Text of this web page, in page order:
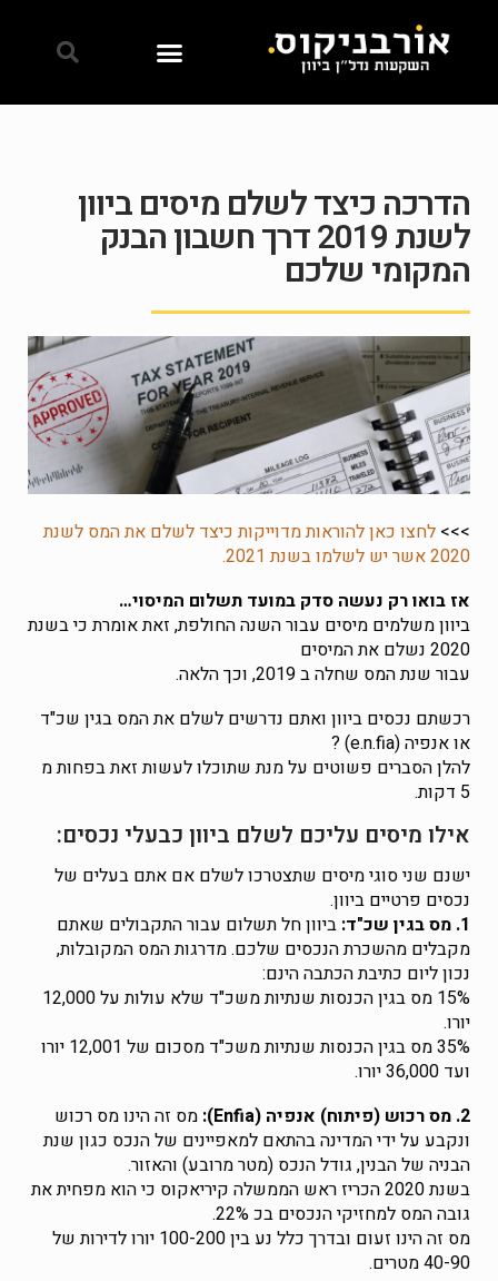
הדרכה כיצד לשלם מיסים ביוון
לשנת 2019 דרך חשבון הבנק
המקומי שלכם
>>> לחצו כאן להוראות מדוייקות כיצד לשלם את המס לשנת
2020 אשר יש לשלמו בשנת 2021.
אז בואו רק נעשה סדק במועד תשלום המיסוי…
ביוון משלמים מיסים עבור השנה החולפת, זאת אומרת כי בשנת
2020 נשלם את המיסים
עבור שנת המס שחלה ב 2019, וכך הלאה.
רכשתם נכסים ביוון ואתם נדרשים לשלם את המס בגין שכ"ד
או אנפיה (e.n.fia) ?
להלן הסברים פשוטים על מנת שתוכלו לעשות זאת בפחות מ
5 דקות.
אילו מיסים עליכם לשלם ביוון כבעלי נכסים:
ישנם שני סוגי מיסים שתצטרכו לשלם אם אתם בעלים של
נכסים פרטיים ביוון.
1. מס בגין שכ"ד:
ביוון חל תשלום עבור התקבולים שאתם
מקבלים מהשכרת הנכסים שלכם. מדרגות המס המקובלות,
נכון ליום כתיבת הכתבה הינם:
15% מס בגין הכנסות שנתיות משכ"ד שלא עולות על 12,000
יורו.
35% מס בגין הכנסות שנתיות משכ"ד מסכום של 12,001 יורו
ועד 36,000 יורו.
2. מס רכוש (פיתוח) אנפיה (Enfia):
מס זה הינו מס רכוש
ונקבע על ידי המדינה בהתאם למאפיינים של הנכס כגון שנת
הבניה של הבנין, גודל הנכס (מטר מרובע) והאזור.
בשנת 2020 הכריז ראש הממשלה קיריאקוס כי הוא מפחית את
גובה המס למחזיקי הנכסים בכ 22%.
מס זה הינו זעום ובדרך כלל נע בין 100-200 יורו לדירות של
40-90 מטרים.